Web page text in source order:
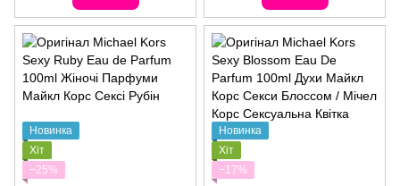
Новинка
Хіт
−25%
Новинка
Хіт
−17%